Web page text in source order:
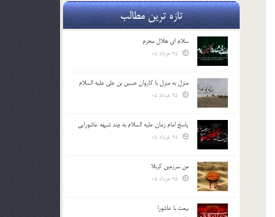
تازه ترین مطالب
سلام ای هلال محرم
منزل به منزل با کاروان حسین بن علی علیه السلام
پاسخ امام زمان علیه السلام به چند شبهه عاشورایی
من سرزمین کربلا
بیعت با عاشورا